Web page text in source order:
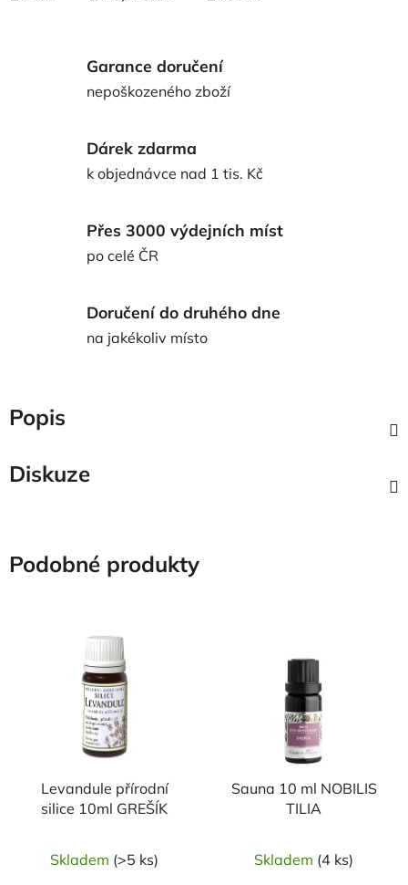
Garance doručení
nepoškozeného zboží
Dárek zdarma
k objednávce nad 1 tis. Kč
Přes 3000 výdejních míst
po celé ČR
Doručení do druhého dne
na jakékoliv místo
Popis
Diskuze
Podobné produkty
Levandule přírodní
silice 10ml GREŠÍK
Skladem (>5 ks)
Sauna 10 ml NOBILIS
TILIA
Skladem (4 ks)